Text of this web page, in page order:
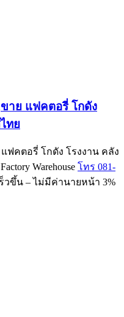
ขาย แฟคตอรี่ โกดัง
ทย
แฟคตอรี่ โกดัง โรงงาน คลัง
Warehouse โทร 081-
วขึ้น – ไม่มีค่านายหน้า 3%